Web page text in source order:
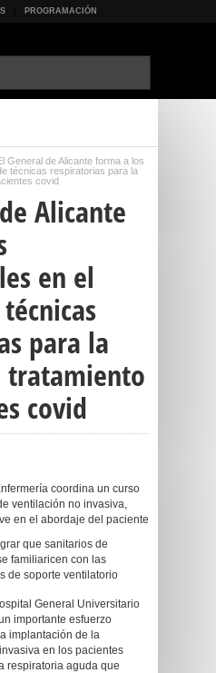
PROGRAMACIÓN
General de Alicante forma a los
técnicas respiratorias para la
covid
Alicante
en el
para la
covid
coordina un curso
ventilación no invasiva,
en el abordaje del paciente
que sanitarios de
familiaricen con las
de soporte ventilatorio
General Universitario
importante esfuerzo
implantación de la
en los pacientes
respiratoria aguda que